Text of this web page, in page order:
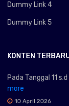
Dummy Link 4
Dummy Link 5
KONTEN
Pada Tanggal 11
more
10 April 2026